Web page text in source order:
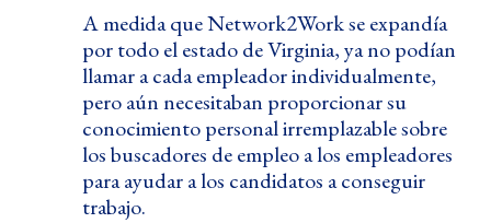
A medida que Network2Work se expandía
por todo el estado de Virginia, ya no podían
llamar a cada empleador individualmente,
pero aún necesitaban proporcionar su
conocimiento personal irremplazable sobre
los buscadores de empleo a los empleadores
para ayudar a los candidatos a conseguir
trabajo.